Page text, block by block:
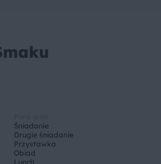
Śniadanie
Drugie śniadanie
Przystawka
Obiad
Lunch